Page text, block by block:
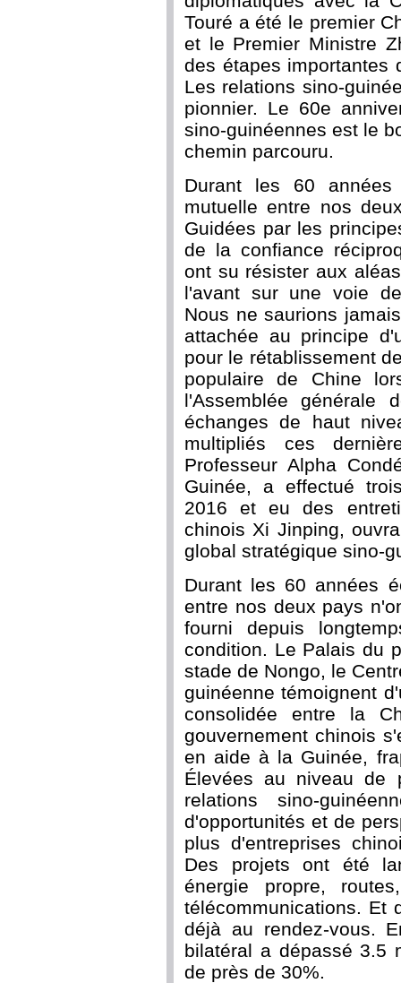
Touré a été le premier
et le Premier Ministre
des étapes importantes
Les relations sino-
pionnier. Le 60e
sino-guinéennes est le
chemin parcouru.
Durant les 60 années
mutuelle entre nos
Guidées par les
de la confiance
ont su résister aux
l'avant sur une voie
Nous ne saurions
attachée au principe
pour le rétablissement
populaire de Chine
l'Assemblée générale
échanges de haut
multipliés ces
Professeur Alpha
Guinée, a effectué
2016 et eu des
chinois Xi Jinping,
global stratégique sino-
Durant les 60 années
entre nos deux pays
fourni depuis
condition. Le Palais du
stade de Nongo, le
guinéenne témoignent
consolidée entre la
gouvernement chinois
en aide à la Guinée,
Élevées au niveau de
relations sino-
d'opportunités et de
plus d'entreprises
Des projets ont été
énergie propre,
télécommunications. Et
déjà au rendez-vous.
bilatéral a dépassé 3.5
de près de 30%.